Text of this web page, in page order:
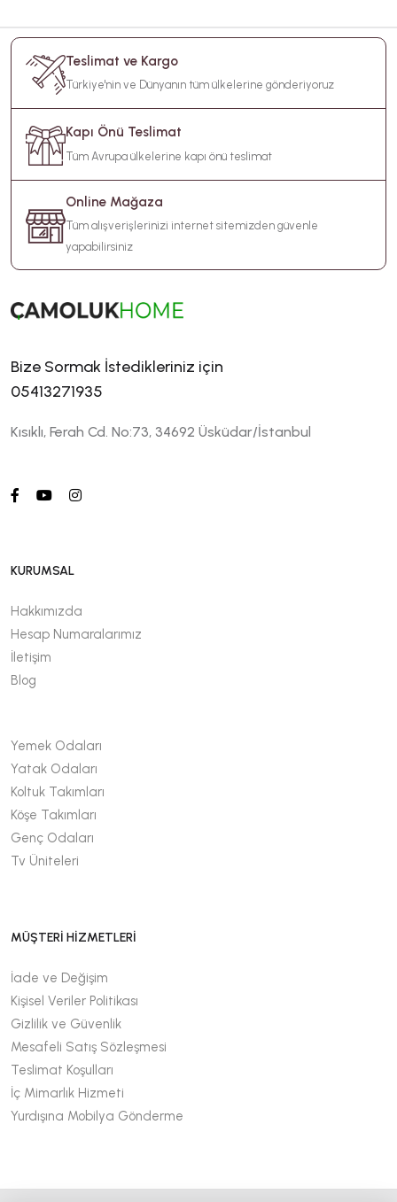
Teslimat ve Kargo
Türkiye'nin ve Dünyanın tüm ülkelerine gönderiyoruz
Kapı Önü Teslimat
Tüm Avrupa ülkelerine kapı önü teslimat
Online Mağaza
Tüm alışverişlerinizi internet sitemizden güvenle
yapabilirsiniz
Bize Sormak İstedikleriniz için
05413271935
Kısıklı, Ferah Cd. No:73, 34692 Üsküdar/İstanbul
KURUMSAL
Hakkımızda
Hesap Numaralarımız
İletişim
Blog
Yemek Odaları
Yatak Odaları
Koltuk Takımları
Köşe Takımları
Genç Odaları
Tv Üniteleri
MÜŞTERİ HİZMETLERİ
İade ve Değişim
Kişisel Veriler Politikası
Gizlilik ve Güvenlik
Mesafeli Satış Sözleşmesi
Teslimat Koşulları
İç Mimarlık Hizmeti
Yurdışına Mobilya Gönderme